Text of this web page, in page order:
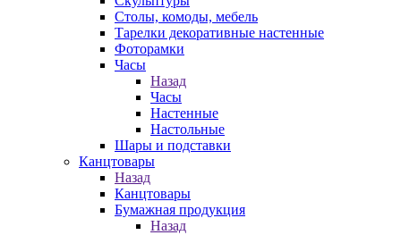
Столы, комоды, мебель
Тарелки декоративные настенные
Фоторамки
Часы
Назад
Часы
Настенные
Настольные
Шары и подставки
Канцтовары
Назад
Канцтовары
Бумажная продукция
Назад